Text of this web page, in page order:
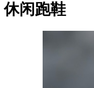
休闲跑鞋